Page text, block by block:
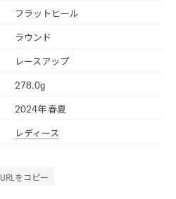
フラットヒール
ラウンド
レースアップ
278.0g
2024年 春夏
レディース
URLをコピー